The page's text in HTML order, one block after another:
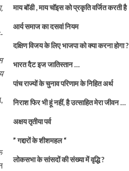
माय बॉडी , माय चॉइस को प्रकृति वर्जित करती है
आर्य समाज का दसवां नियम
दक्षिण विजय के लिए भाजपा को क्या करना होगा ?
भारत दैट इज जातिस्तान …
पांच राज्यों के चुनाव परिणाम के निहित अर्थ
निराश फिर भी हूं नहीं, है उत्साहित मेरा जीवन …
अक्षय तृतीया पर्व
” गद्दारों के शीशमहल “
लोकसभा के सांसदों की संख्या में वृद्धि ?